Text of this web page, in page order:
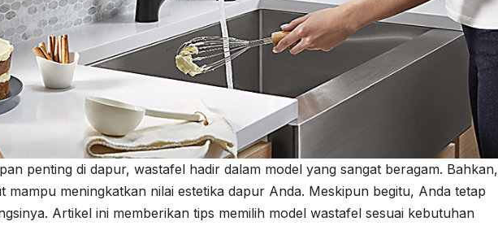
penting di dapur, wastafel hadir dalam model yang sangat beragam. Bahkan,
mampu meningkatkan nilai estetika dapur Anda. Meskipun begitu, Anda tetap
Artikel ini memberikan tips memilih model wastafel sesuai kebutuhan